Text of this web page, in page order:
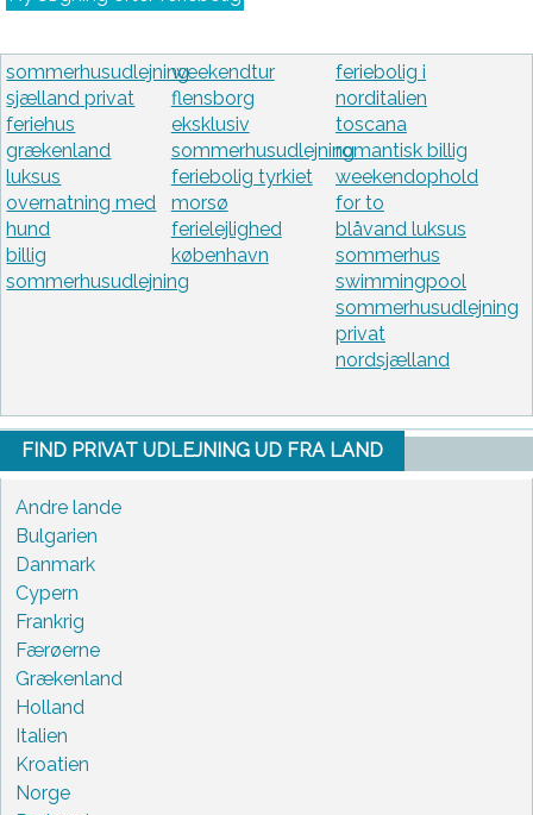
sommerhusudlejning
sjælland privat
feriehus
grækenland
luksus
overnatning med
hund
billig
sommerhusudlejning
weekendtur
flensborg
eksklusiv
sommerhusudlejning
feriebolig tyrkiet
morsø
ferielejlighed
københavn
feriebolig i
norditalien
toscana
romantisk billig
weekendophold
for to
blåvand luksus
sommerhus
swimmingpool
sommerhusudlejning
privat
nordsjælland
FIND PRIVAT UDLEJNING UD FRA LAND
Andre lande
Bulgarien
Danmark
Cypern
Frankrig
Færøerne
Grækenland
Holland
Italien
Kroatien
Norge